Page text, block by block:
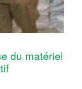
du matériel